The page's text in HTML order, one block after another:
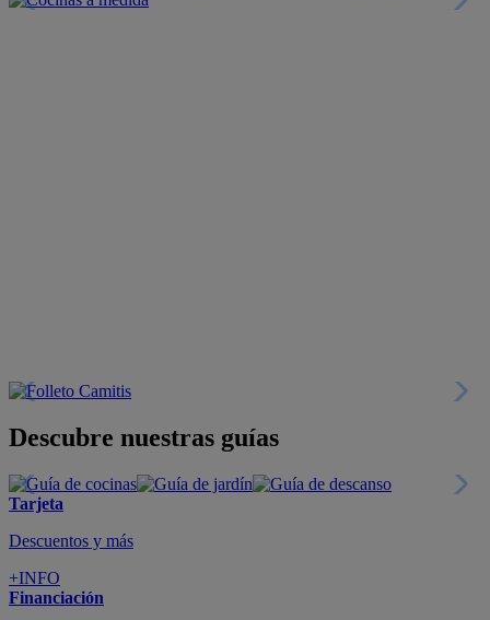
Descubre nuestras guías
Tarjeta
Descuentos y más
+INFO
Financiación